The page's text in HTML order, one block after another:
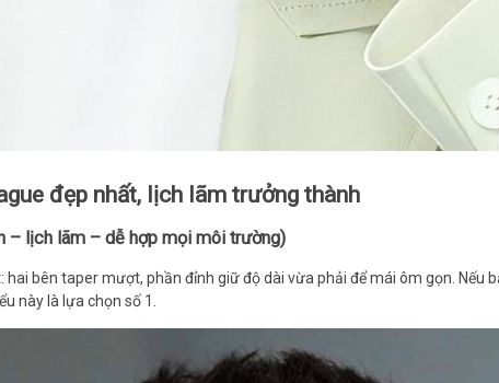
đẹp nhất, lịch lãm trưởng thành
– lịch lãm – dễ hợp mọi môi trường)
hai bên taper mượt, phần đỉnh giữ độ dài vừa phải để mái ôm gọn. Nếu
này là lựa chọn số 1.